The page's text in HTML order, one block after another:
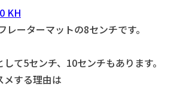
KH
ーターマットの8センチです。
て5センチ、10センチもあります。
メする理由は